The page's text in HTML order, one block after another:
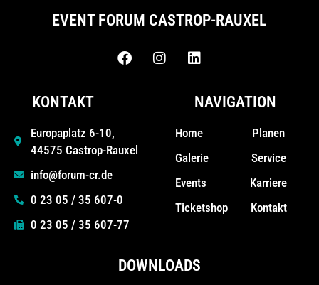
EVENT FORUM CASTROP-RAUXEL
KONTAKT
Europaplatz 6-10,
44575 Castrop-Rauxel
info@forum-cr.de
0 23 05 / 35 607-0
0 23 05 / 35 607-77
NAVIGATION
Home
Galerie
Events
Ticketshop
Planen
Service
Karriere
Kontakt
DOWNLOADS